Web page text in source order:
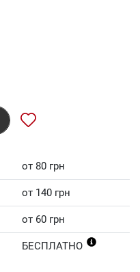
от 80 грн
от 140 грн
от 60 грн
БЕСПЛАТНО